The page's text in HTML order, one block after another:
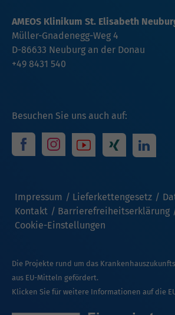
Besuchen Sie uns auch auf:
Impressum Lieferkettengesetz
Kontakt
Barrierefreiheitserklärung
Cookie-Einstellungen
AMEOS Klinikum St. Elisabeth
Müller-Gnadenegg-Weg 4
D-86633 Neuburg an der Donau
+49 8431 540
Die Projekte rund um das
aus EU-Mitteln gefördert.
Klicken Sie für weitere Informationen auf die